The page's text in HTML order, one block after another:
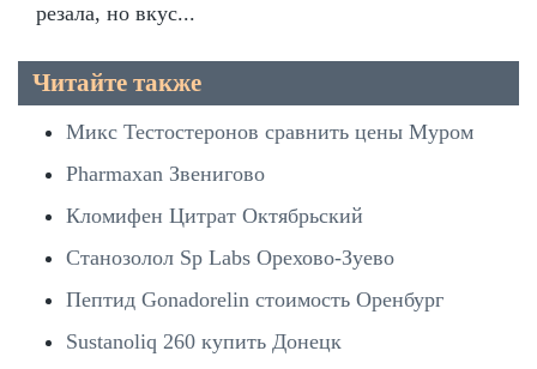
резала, но вкус...
Читайте также
Микс Тестостеронов сравнить цены Муром
Pharmaxan Звенигово
Кломифен Цитрат Октябрьский
Станозолол Sp Labs Орехово-Зуево
Пептид Gonadorelin стоимость Оренбург
Sustanoliq 260 купить Донецк